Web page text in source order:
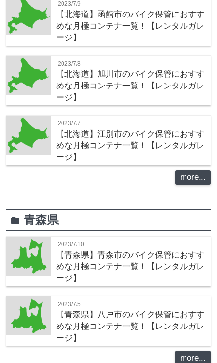
2023/7/9
【北海道】函館市のバイク保管におすす
めな月極コンテナ一覧！【レンタルガレ
ージ】
2023/7/8
【北海道】旭川市のバイク保管におすす
めな月極コンテナ一覧！【レンタルガレ
ージ】
2023/7/7
【北海道】江別市のバイク保管におすす
めな月極コンテナ一覧！【レンタルガレ
ージ】
more...
folder青森県
2023/7/10
【青森県】青森市のバイク保管におすす
めな月極コンテナ一覧！【レンタルガレ
ージ】
2023/7/5
【青森県】八戸市のバイク保管におすす
めな月極コンテナ一覧！【レンタルガレ
ージ】
more...